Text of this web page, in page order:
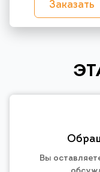
Заказать
Вы